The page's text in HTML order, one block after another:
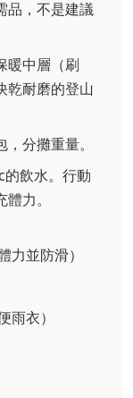
品，不是建議
暖中層（刷
乾耐磨的登山
分攤重量。
飲水。行動
力。
力並防滑）
雨衣）